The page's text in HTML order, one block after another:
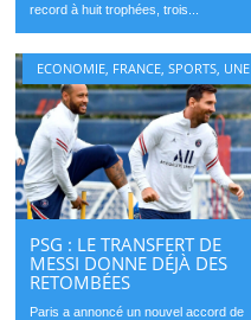
record à huit trophées, trois...
ECONOMIE, FRANCE,SPORTS, UNE
PSG : LE TRANSFERT DE
MESSI DONNE DÉJÀ DES
RETOMBÉES
Paris a annoncé un nouvel accord de